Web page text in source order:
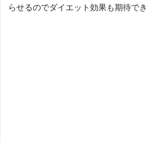
らせるのでダイエット効果も期待でき